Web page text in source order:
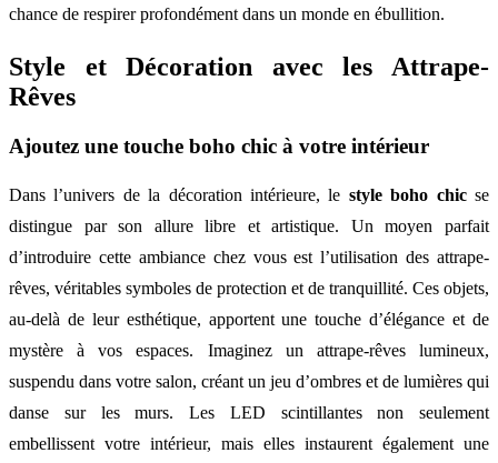
chance de respirer profondément dans un monde en ébullition.
Style et Décoration avec les Attrape-
Rêves
Ajoutez une touche boho chic à votre intérieur
Dans l’univers de la décoration intérieure, le style boho chicse
distingue par son allure libre et artistique. Un moyen parfait
d’introduire cette ambiance chez vous est l’utilisation des attrape-
rêves, véritables symboles de protection et de tranquillité. Ces objets,
au-delà de leur esthétique, apportent une touche d’élégance et de
mystère à vos espaces. Imaginez un attrape-rêves lumineux,
suspendu dans votre salon, créant un jeu d’ombres et de lumières qui
danse sur les murs. Les LED scintillantes non seulement
embellissent votre intérieur, mais elles instaurent également une